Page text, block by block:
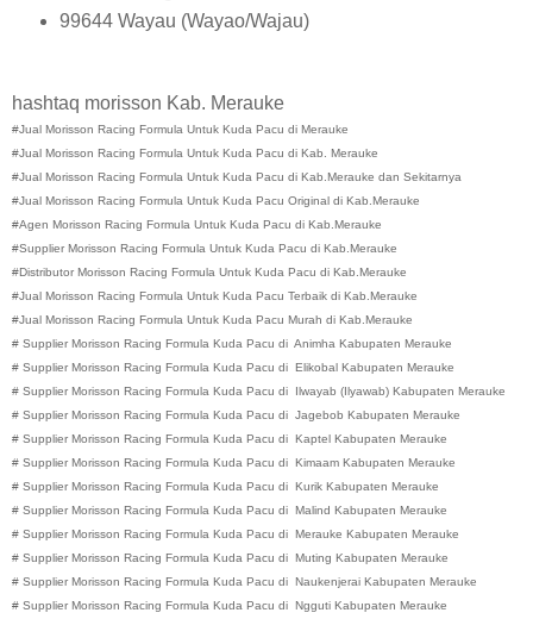
99644 Wayau (Wayao/Wajau)
hashtaq morisson Kab. Merauke
#Jual Morisson Racing Formula Untuk Kuda Pacu di Merauke
#Jual Morisson Racing Formula Untuk Kuda Pacu di Kab. Merauke
#Jual Morisson Racing Formula Untuk Kuda Pacu di Kab.Merauke dan Sekitarnya
#Jual Morisson Racing Formula Untuk Kuda Pacu Original di Kab.Merauke
#Agen Morisson Racing Formula Untuk Kuda Pacu di Kab.Merauke
#Supplier Morisson Racing Formula Untuk Kuda Pacu di Kab.Merauke
#Distributor Morisson Racing Formula Untuk Kuda Pacu di Kab.Merauke
#Jual Morisson Racing Formula Untuk Kuda Pacu Terbaik di Kab.Merauke
#Jual Morisson Racing Formula Untuk Kuda Pacu Murah di Kab.Merauke
# Supplier Morisson Racing Formula Kuda Pacu di Animha Kabupaten Merauke
# Supplier Morisson Racing Formula Kuda Pacu di Elikobal Kabupaten Merauke
# Supplier Morisson Racing Formula Kuda Pacu di Ilwayab (Ilyawab) Kabupaten Merauke
# Supplier Morisson Racing Formula Kuda Pacu di Jagebob Kabupaten Merauke
# Supplier Morisson Racing Formula Kuda Pacu di Kaptel Kabupaten Merauke
# Supplier Morisson Racing Formula Kuda Pacu di Kimaam Kabupaten Merauke
# Supplier Morisson Racing Formula Kuda Pacu di Kurik Kabupaten Merauke
# Supplier Morisson Racing Formula Kuda Pacu di Malind Kabupaten Merauke
# Supplier Morisson Racing Formula Kuda Pacu di Merauke Kabupaten Merauke
# Supplier Morisson Racing Formula Kuda Pacu di Muting Kabupaten Merauke
# Supplier Morisson Racing Formula Kuda Pacu di Naukenjerai Kabupaten Merauke
# Supplier Morisson Racing Formula Kuda Pacu di Ngguti Kabupaten Merauke